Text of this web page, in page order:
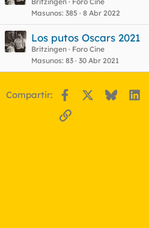
Masunos 385 8 Abr 2022
Los putos Oscars 2021
Britzingen
Foro Cine
Masunos 83 30 Abr 2021
Compartir: Facebook Bluesky
Enlace